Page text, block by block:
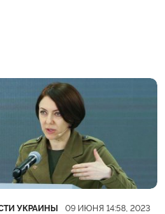
УКРАИНЫ 09 ИЮНЯ 14:58, 2023